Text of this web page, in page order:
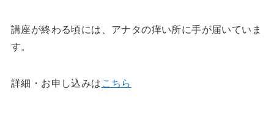
講座が終わる頃には、アナタの痒い所に手が届いていま
す。
詳細・お申し込みはこちら